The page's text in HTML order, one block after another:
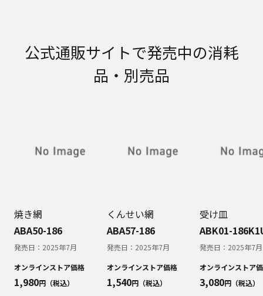
のお取り扱いについて。パナソニック株式会社お
内容を、ご相談への対応や修理、その確認などの
なお、本ウェブサイトに公開されている取扱説明
いる説明書の記載内容と、お客様がお持ちの商品
の仕様がその後のマイナーチェンジにより、異な
る場合があります。本ウェブサイトに公開されて
いる取扱説明書の内容とお手持ちの商品の仕様に
相違がある場合は、ご購入店、お近くの当社商品
の取扱店、または当社サービス会社に直接お問い
合わせください。また、商品に同梱される取扱説
公式通販サイトで発売中の消耗
品・別売品
焼き網
ABA50-186
発売日： 2025年7月
オンラインストア価格
1,980円（税込）
くんせい網
ABA57-186
発売日： 2025年7月
オンラインストア価格
1,540円（税込）
受け皿
ABK01-
発売日： 2025年7月
オンラインストア
3,080円（税込）